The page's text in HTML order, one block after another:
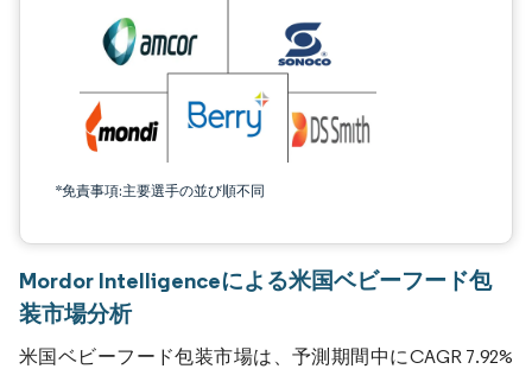
*免責事項:主要選手の並び順不同
Mordor Intelligenceによる米国ベビーフード包
装市場分析
米国ベビーフード包装市場は、予測期間中にCAGR 7.92%